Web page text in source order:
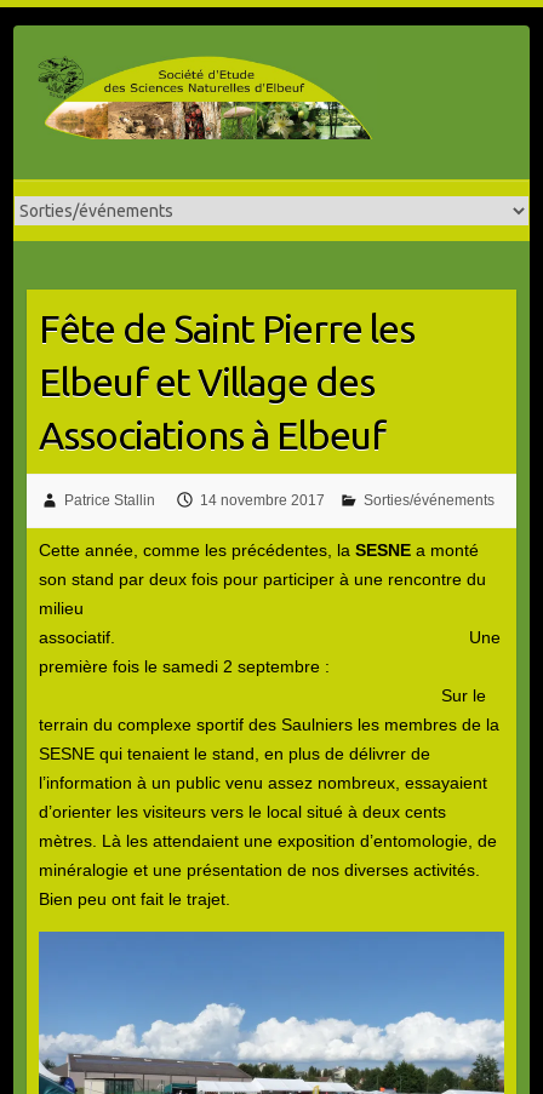
content
Fête de Saint Pierre les
Elbeuf et Village des
Associations à Elbeuf
Patrice Stallin 14 novembre 2017 Sorties/événements
Cette année, comme les précédentes, la SESNEa monté
son stand par deux fois pour participer à une rencontre du
milieu
associatif. Une
première fois le samedi 2 septembre :
Sur le
terrain du complexe sportif des Saulniers les membres de la
SESNE qui tenaient le stand, en plus de délivrer de
l’information à un public venu assez nombreux, essayaient
d’orienter les visiteurs vers le local situé à deux cents
mètres. Là les attendaient une exposition d’entomologie, de
minéralogie et une présentation de nos diverses activités.
Bien peu ont fait le trajet.